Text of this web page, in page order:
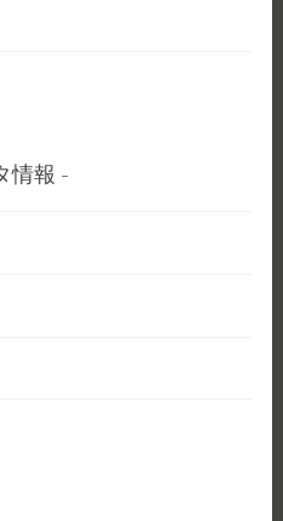
情報